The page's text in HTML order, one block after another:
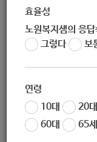
효율성
노원복지샘의 응
그렇다
보
연령
10대
20대
60대
65
02-951-1297
02-915-1298